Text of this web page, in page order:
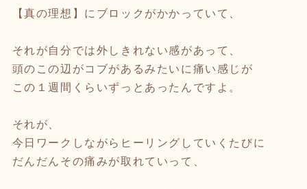
【真の理想】にブロックがかかっていて、
それが自分では外しきれない感があって、
頭のこの辺がコブがあるみたいに痛い感じが
この１週間くらいずっとあったんですよ。
それが、
今日ワークしながらヒーリングしていくたびに
だんだんその痛みが取れていって、